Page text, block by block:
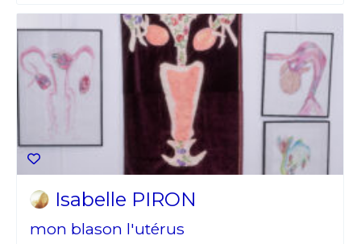
Isabelle PIRON
mon blason l'utérus